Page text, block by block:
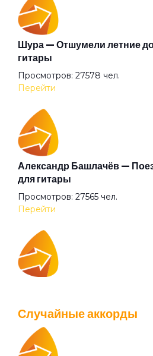
Глаза очерчены углём
Говорит и показывает
Граф "Д"
Дай себя сорвать
Два великана
Две судьбы
Деньги
Шура — Отшумели летние
гитары
Просмотров: 27578 чел.
Перейти
Александр Башлачёв —
для гитары
Просмотров: 27565 чел.
Перейти
Перейти
Случайные аккорды